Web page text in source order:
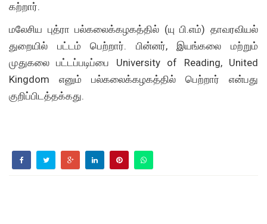
கற்றார்.
மலேசிய புத்ரா பல்கலைக்கழகத்தில் (யு பி.எம்) தாவரவியல்
துறையில் பட்டம் பெற்றார். பின்னர், இயங்கலை மற்றும்
முதுகலை பட்டப்படிப்பை University of Reading, United
Kingdom எனும் பல்கலைக்கழகத்தில் பெற்றார் என்பது
குறிப்பிடத்தக்கது.